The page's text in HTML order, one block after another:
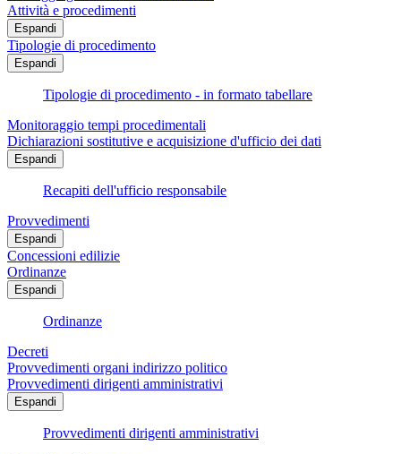
Attività e procedimenti
Espandi
Tipologie di procedimento
Espandi
Tipologie di procedimento - in formato tabellare
Monitoraggio tempi procedimentali
Dichiarazioni sostitutive e acquisizione d'ufficio dei dati
Espandi
Recapiti dell'ufficio responsabile
Provvedimenti
Espandi
Concessioni edilizie
Ordinanze
Espandi
Ordinanze
Decreti
Provvedimenti organi indirizzo politico
Provvedimenti dirigenti amministrativi
Espandi
Provvedimenti dirigenti amministrativi